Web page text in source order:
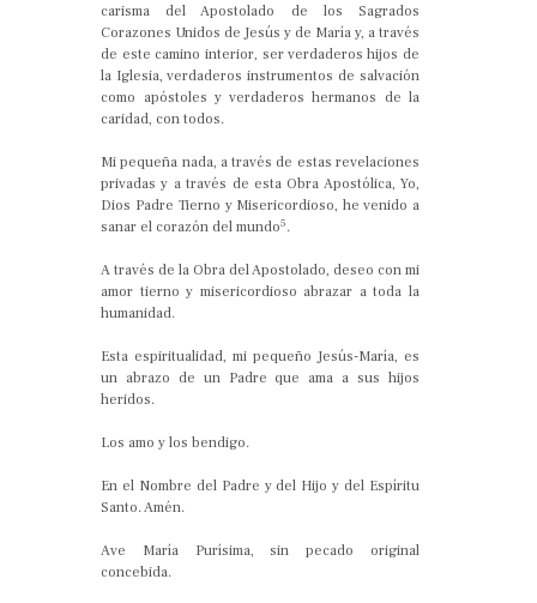
carisma del Apostolado de los Sagrados
Corazones Unidos de Jesús y de María y, a través
de este camino interior, ser verdaderos hijos de
la Iglesia, verdaderos instrumentos de salvación
como apóstoles y verdaderos hermanos de la
caridad, con todos.
Mi pequeña nada, a través de estas revelaciones
privadas y a través de esta Obra Apostólica, Yo,
Dios Padre Tierno y Misericordioso, he venido a
sanar el corazón del mundo5.
A través de la Obra del Apostolado, deseo con mi
amor tierno y misericordioso abrazar a toda la
humanidad.
Esta espiritualidad, mi pequeño Jesús-María, es
un abrazo de un Padre que ama a sus hijos
heridos.
Los amo y los bendigo.
En el Nombre del Padre y del Hijo y del Espíritu
Santo. Amén.
Ave María Purísima, sin pecado original
concebida.